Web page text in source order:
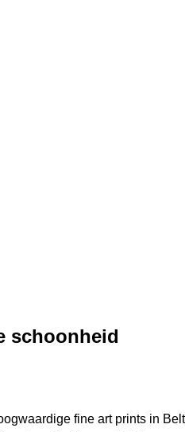
schoonheid
fine art prints in